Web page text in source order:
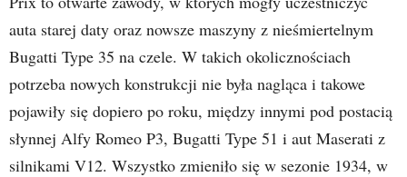
auta starej daty oraz nowsze maszyny z nieśmiertelnym
Bugatti Type 35 na czele. W takich okolicznościach
potrzeba nowych konstrukcji nie była nagląca i takowe
pojawiły się dopiero po roku, między innymi pod postacią
słynnej Alfy Romeo P3, Bugatti Type 51 i aut Maserati z
silnikami V12. Wszystko zmieniło się w sezonie 1934, w